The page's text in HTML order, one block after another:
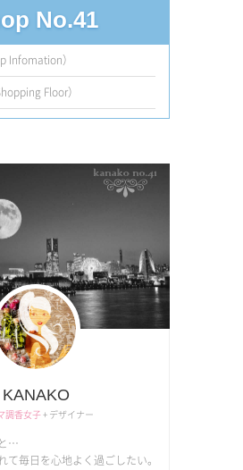
No.41
Infomation）
Floor）
KANAKO
調香女子+ デザイナー
…
て毎日を心地よく過ごしたい。